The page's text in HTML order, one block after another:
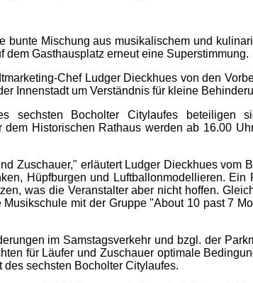
Mischung aus musikalischem und
Gasthausplatz erneut eine Superstimmung.
Chef Ludger Dieckhues von den
Innenstadt um Verständnis für kleine
sechsten Bocholter Citylaufes beteiligen
Historischen Rathaus werden ab 16.00
Zuschauer," erläutert Ludger Dieckhues vom
Hüpfburgen und Luftballonmodellieren.
was die Veranstalter aber nicht hoffen.
mit der Gruppe "About 10 past 7
im Samstagsverkehr und bzgl. der
für Läufer und Zuschauer optimale
sechsten Bocholter Citylaufes.